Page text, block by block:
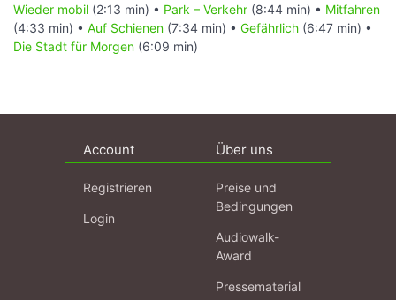
Wieder mobil (2:13 min) • Park – Verkehr (8:44 min) • Mitfahren
(4:33 min) • Auf Schienen (7:34 min) • Gefährlich (6:47 min) •
Die Stadt für Morgen (6:09 min)
Account
Registrieren
Login
Über uns
Preise und
Bedingungen
Audiowalk-
Award
Pressematerial